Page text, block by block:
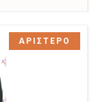
ΑΡΙΣΤΕΡΟ